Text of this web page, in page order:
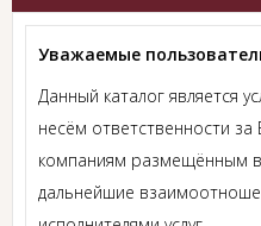
Уважаемые
Данный каталог является
несём ответственности
компаниям размещённым в
дальнейшие